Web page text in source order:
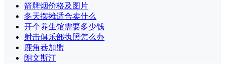
箭牌烟价格及图片
冬天摆摊适合卖什么
开个养生馆需要多少钱
射击俱乐部执照怎么办
鹿角巷加盟
朗文斯汀